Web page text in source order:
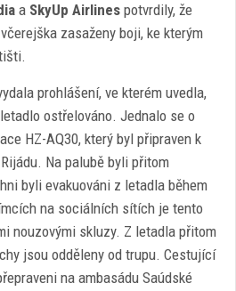
a SkyUp Airlines potvrdily, že
zasaženy boji, ke kterým
prohlášení, ve kterém uvedla,
ostřelováno. Jednalo se o
HZ-AQ30, který byl připraven k
Na palubě byli přitom
byli evakuováni z letadla během
na sociálních sítích je tento
nouzovými skluzy. Z letadla přitom
jsou odděleny od trupu. Cestující
na ambasádu Saúdské